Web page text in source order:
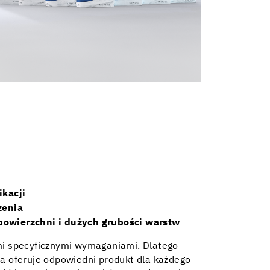
i dużych grubości warstw
specyficznymi wymaganiami. Dlatego
oferuje odpowiedni produkt dla każdego